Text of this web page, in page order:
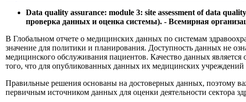
Data quality assurance: module 3: site assessment of data
проверка данных и оценка системы). - Всемирная
В Глобальном отчете о медицинских данных по системам
значение для политики и планирования. Доступность данных не
медицинского обслуживания пациентов. Качество данных
того, что для опубликованных данных их медицинских
Правильные решения основаны на достоверных данных, поэтому
первичным источником данных для оценки деятельности сектора